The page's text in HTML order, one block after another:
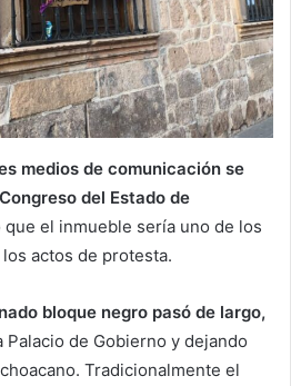
medios de comunicación se
del Estado de
que el inmueble sería uno de los
actos de protesta.
bloque negro pasó de largo,
de Gobierno y dejando
Tradicionalmente el